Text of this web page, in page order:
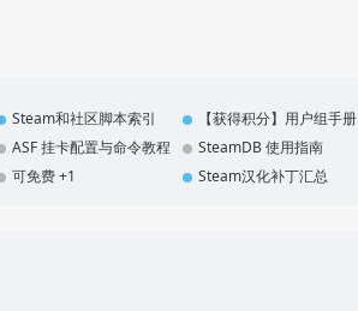
Steam和社区脚本索引
【获得积分】用户组手册
ASF 挂卡配置与命令教程
SteamDB 使用指南
可免费 +1 Steam汉化补丁汇总